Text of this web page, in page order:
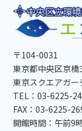
〒104-0031
東京都中央区京橋
東京スクエアガ
TEL：03-6225-
FAX：03-6225-
開館時間：午前9